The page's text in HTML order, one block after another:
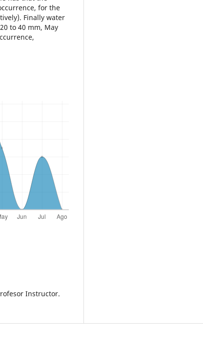
for the
Finally water
to 40 mm, May
Instructor.